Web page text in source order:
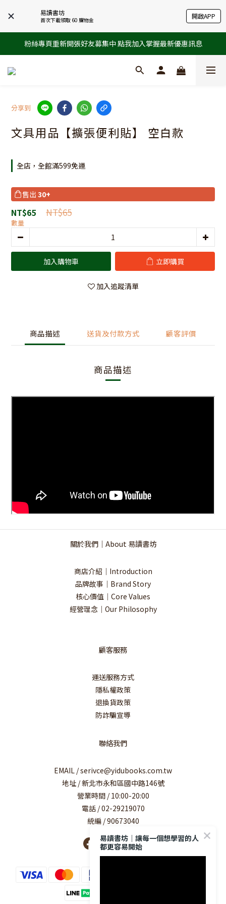
易讀書坊
首次下載領取 60 購物金 開啟APP
粉絲專頁重新開張好友募集中 點我加入掌握最新優惠訊息
分享到
文具用品【擴張便利貼】 空白款
全店，全館滿599免運
售出 30+
NT$65 NT$65
數量
加入購物車 立即購買
加入追蹤清單
商品描述 送貨及付款方式 顧客評價
商品描述
關於我們｜About 易讀書坊
商店介紹｜Introduction
品牌故事｜Brand Story
核心價值｜Core Values
經營理念｜Our Philosophy
顧客服務
運送服務方式
隱私權政策
退換貨政策
防詐騙宣導
聯絡我們
EMAIL / serivce@yidubooks.com.tw
地址 / 新北市永和區國中路146號
營業時間 / 10:00-20:00
電話 / 02-29219070
統編 / 90673040
易讀書坊｜讓每一個想學習的人
都更容易開始